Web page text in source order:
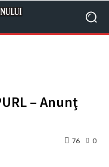
– Anunţ
0
76